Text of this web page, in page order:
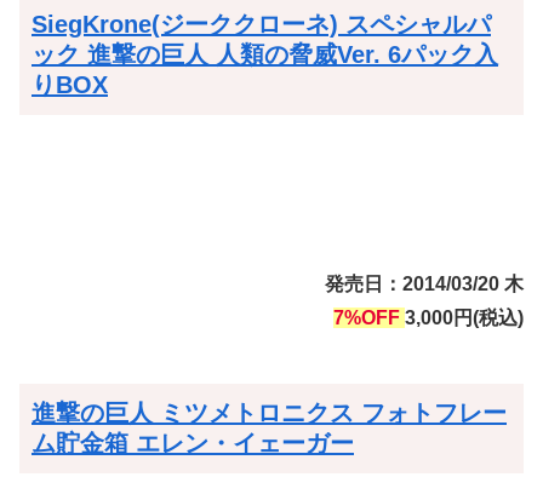
SiegKrone(ジーククローネ) スペシャルパ
ック 進撃の巨人 人類の脅威Ver. 6パック入
りBOX
発売日：2014/03/20 木
7%OFF 3,000円(税込)
進撃の巨人 ミツメトロニクス フォトフレー
ム貯金箱 エレン・イェーガー